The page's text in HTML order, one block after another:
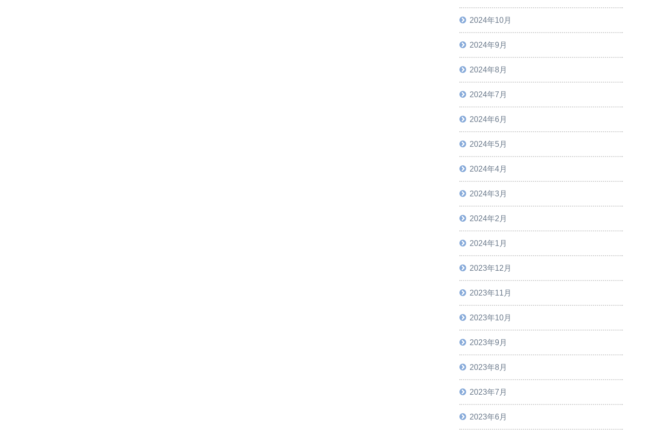
2024年10月
2024年9月
2024年8月
2024年7月
2024年6月
2024年5月
2024年4月
2024年3月
2024年2月
2024年1月
2023年12月
2023年11月
2023年10月
2023年9月
2023年8月
2023年7月
2023年6月